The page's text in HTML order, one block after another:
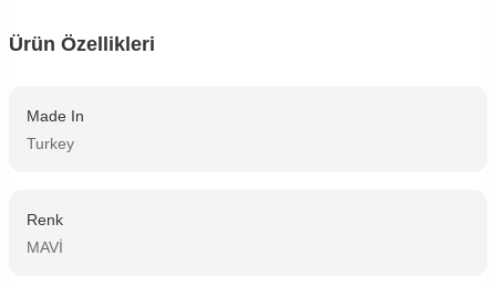
Ürün Özellikleri
Made In
Turkey
Renk
MAVİ